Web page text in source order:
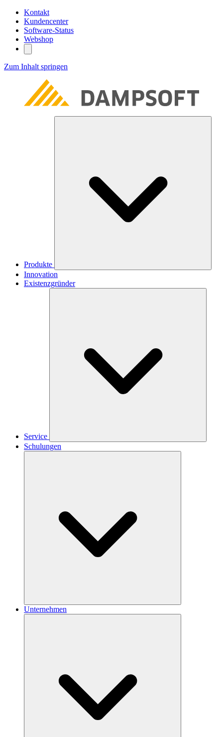
Kontakt
Kundencenter
Software-Status
Webshop
Zum Inhalt springen
Produkte
Innovation
Existenzgründer
Service
Schulungen
Unternehmen